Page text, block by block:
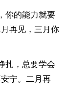
的能力就要
再见，三月你
，总要学会
宁。二月再